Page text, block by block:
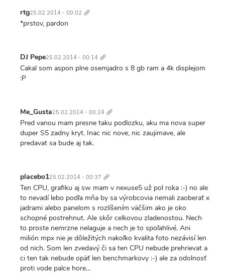
rtg25.02.2014 - 00:02 odkaz
*prstov, pardon
DJ Pepe25.02.2014 - 00:14 odkaz
Cakal som aspon plne osemjadro s 8 gb ram a 4k displejom
:P
Me_Gusta25.02.2014 - 00:24 odkaz
Pred vanou mam presne taku podlozku, aku ma nova super
duper S5 zadny kryt. Inac nic nove, nic zaujimave, ale
predavat sa bude aj tak.
placebo125.02.2014 - 00:37 odkaz
Ten CPU, grafiku aj sw mam v nexuse5 už pol roka :-) no ale
to nevadí lebo podľa mňa by sa výrobcovia nemali zaoberať x
jadrami alebo panelom s rozlíšením väčšim ako je oko
schopné postrehnut. Ale skôr celkovou zladenostou. Nech
to proste nemrzne nelaguje a nech je to spoľahlivé. Ani
milión mpx nie je dôležitých nakoľko kvalita foto nezávisí len
od nich. Som len zvedavý či sa ten CPU nebude prehrievat a
ci ten tak nebude opäť len benchmarkovy :-) ale za odolnosť
proti vode palce hore...